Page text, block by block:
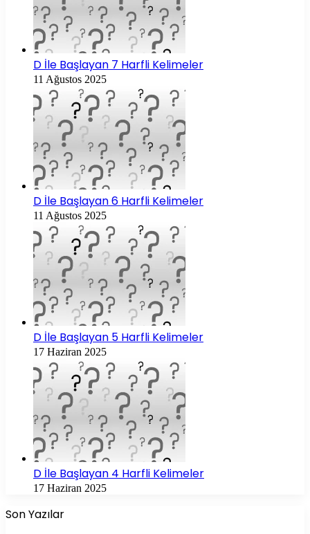
D İle Başlayan 7 Harfli Kelimeler
11 Ağustos 2025
D İle Başlayan 6 Harfli Kelimeler
11 Ağustos 2025
D İle Başlayan 5 Harfli Kelimeler
17 Haziran 2025
D İle Başlayan 4 Harfli Kelimeler
17 Haziran 2025
Son Yazılar